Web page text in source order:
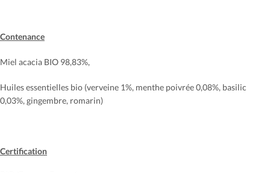
Contenance
Miel acacia BIO 98,83%,
Huiles essentielles bio (verveine 1%, menthe poivrée 0,08%, basilic
0,03%, gingembre, romarin)
Certification